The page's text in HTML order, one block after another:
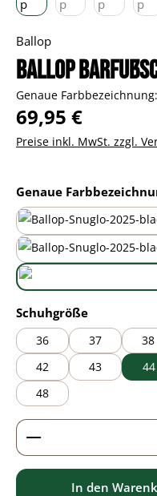
Ballop
Ballop
Genaue Farbbezeichnung:
Regulärer Preis:
69,95 €
Preise inkl. MwSt. zzgl.
Genaue
black/grey
Schuhgrößeauswählen
36 37 38
42
43 44
48
Produkt Anzahl: Gib
In den